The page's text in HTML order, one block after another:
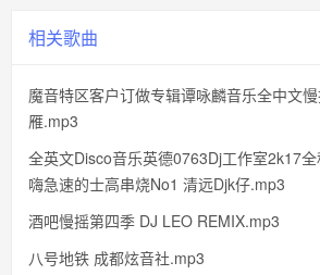
相关歌曲
魔音特区客户订做专辑谭咏麟音乐全中文
雁.mp3
全英文Disco音乐英德0763Dj工作室2k17
嗨急速的士高串烧No1 清远Djk仔.mp3
酒吧慢摇第四季 DJ LEO REMIX.mp3
八号地铁 成都炫音社.mp3